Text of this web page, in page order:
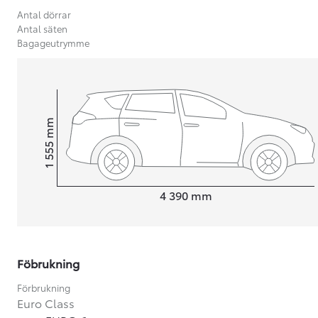
Från 599 900 kr
Nya Corolla Cross
Antal dörrar
Antal säten
Bagageutrymme
4 390 mm
Height1 555
mm
Föbrukning
Förbrukning
Euro Class